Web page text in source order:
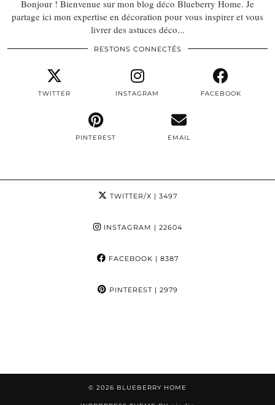
Bonjour ! Bienvenue sur mon blog déco Blueberry Home. Je
partage ici mon expertise en décoration pour vous inspirer et vous
livrer des astuces déco...
RESTONS CONNECTÉS
TWITTER INSTAGRAM FACEBOOK
PINTEREST EMAIL
TWITTER/X | 3497
INSTAGRAM | 22604
FACEBOOK | 8387
PINTEREST| 2979
© 2026 BLUEBERRY HOME